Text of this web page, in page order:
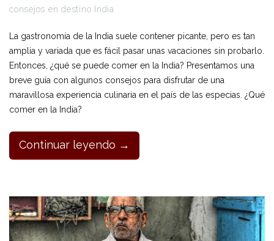
consejos en destino India
La gastronomía de la India suele contener picante, pero es tan
amplia y variada que es fácil pasar unas vacaciones sin probarlo.
Entonces, ¿qué se puede comer en la India? Presentamos una
breve guía con algunos consejos para disfrutar de una
maravillosa experiencia culinaria en el país de las especias. ¿Qué
comer en la India?
Continuar leyendo →